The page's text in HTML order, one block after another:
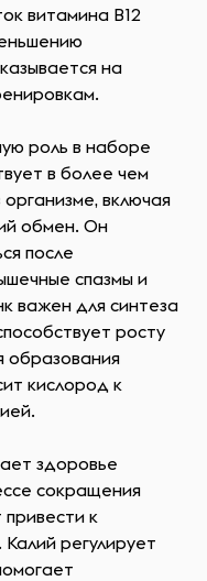
витамина B12
на
роль в наборе
в более чем
включая
обмен. Он
после
спазмы и
важен для синтеза
росту
кислород к
здоровье
сокращения
к
регулирует